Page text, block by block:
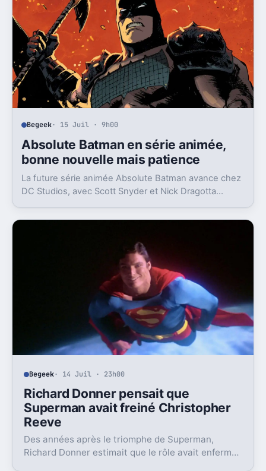
Begeek· 15 Juil · 9h00
Absolute Batman en série animée,
bonne nouvelle mais patience
La future série animée Absolute Batman avance chez
DC Studios, avec Scott Snyder et Nick Dragotta
demain.
Begeek· 14 Juil · 23h00
Richard Donner pensait que
Superman avait freiné Christopher
Reeve
Des années après le triomphe de Superman,
Richard Donner estimait que le rôle avait enfermé